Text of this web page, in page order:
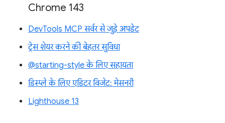
Chrome 143
DevTools MCP सर्वर से जुड़े अपडेट
ट्रेस शेयर करने की बेहतर सुविधा
@starting-style के लिए सहायता
डिस्प्ले के लिए एडिटर विजेट: मेसनरी
Lighthouse 13